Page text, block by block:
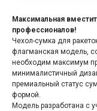
Максимальная
профессионалов!
Чехол-сумка для
флагманская модель,
необходим максимум
минималистичный
премиальный статус
формой.
Модель разработана с